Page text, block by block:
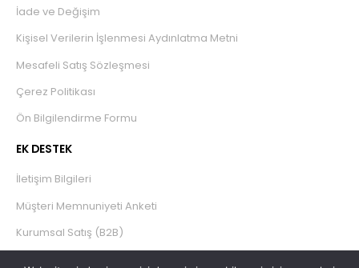
İade ve Değişim
Kişisel Verilerin İşlenmesi Aydınlatma Metni
Mesafeli Satış Sözleşmesi
Çerez Politikası
Ön Bilgilendirme Formu
EK DESTEK
İletişim Bilgileri
Müşteri Memnuniyeti Anketi
Kurumsal Satış (B2B)